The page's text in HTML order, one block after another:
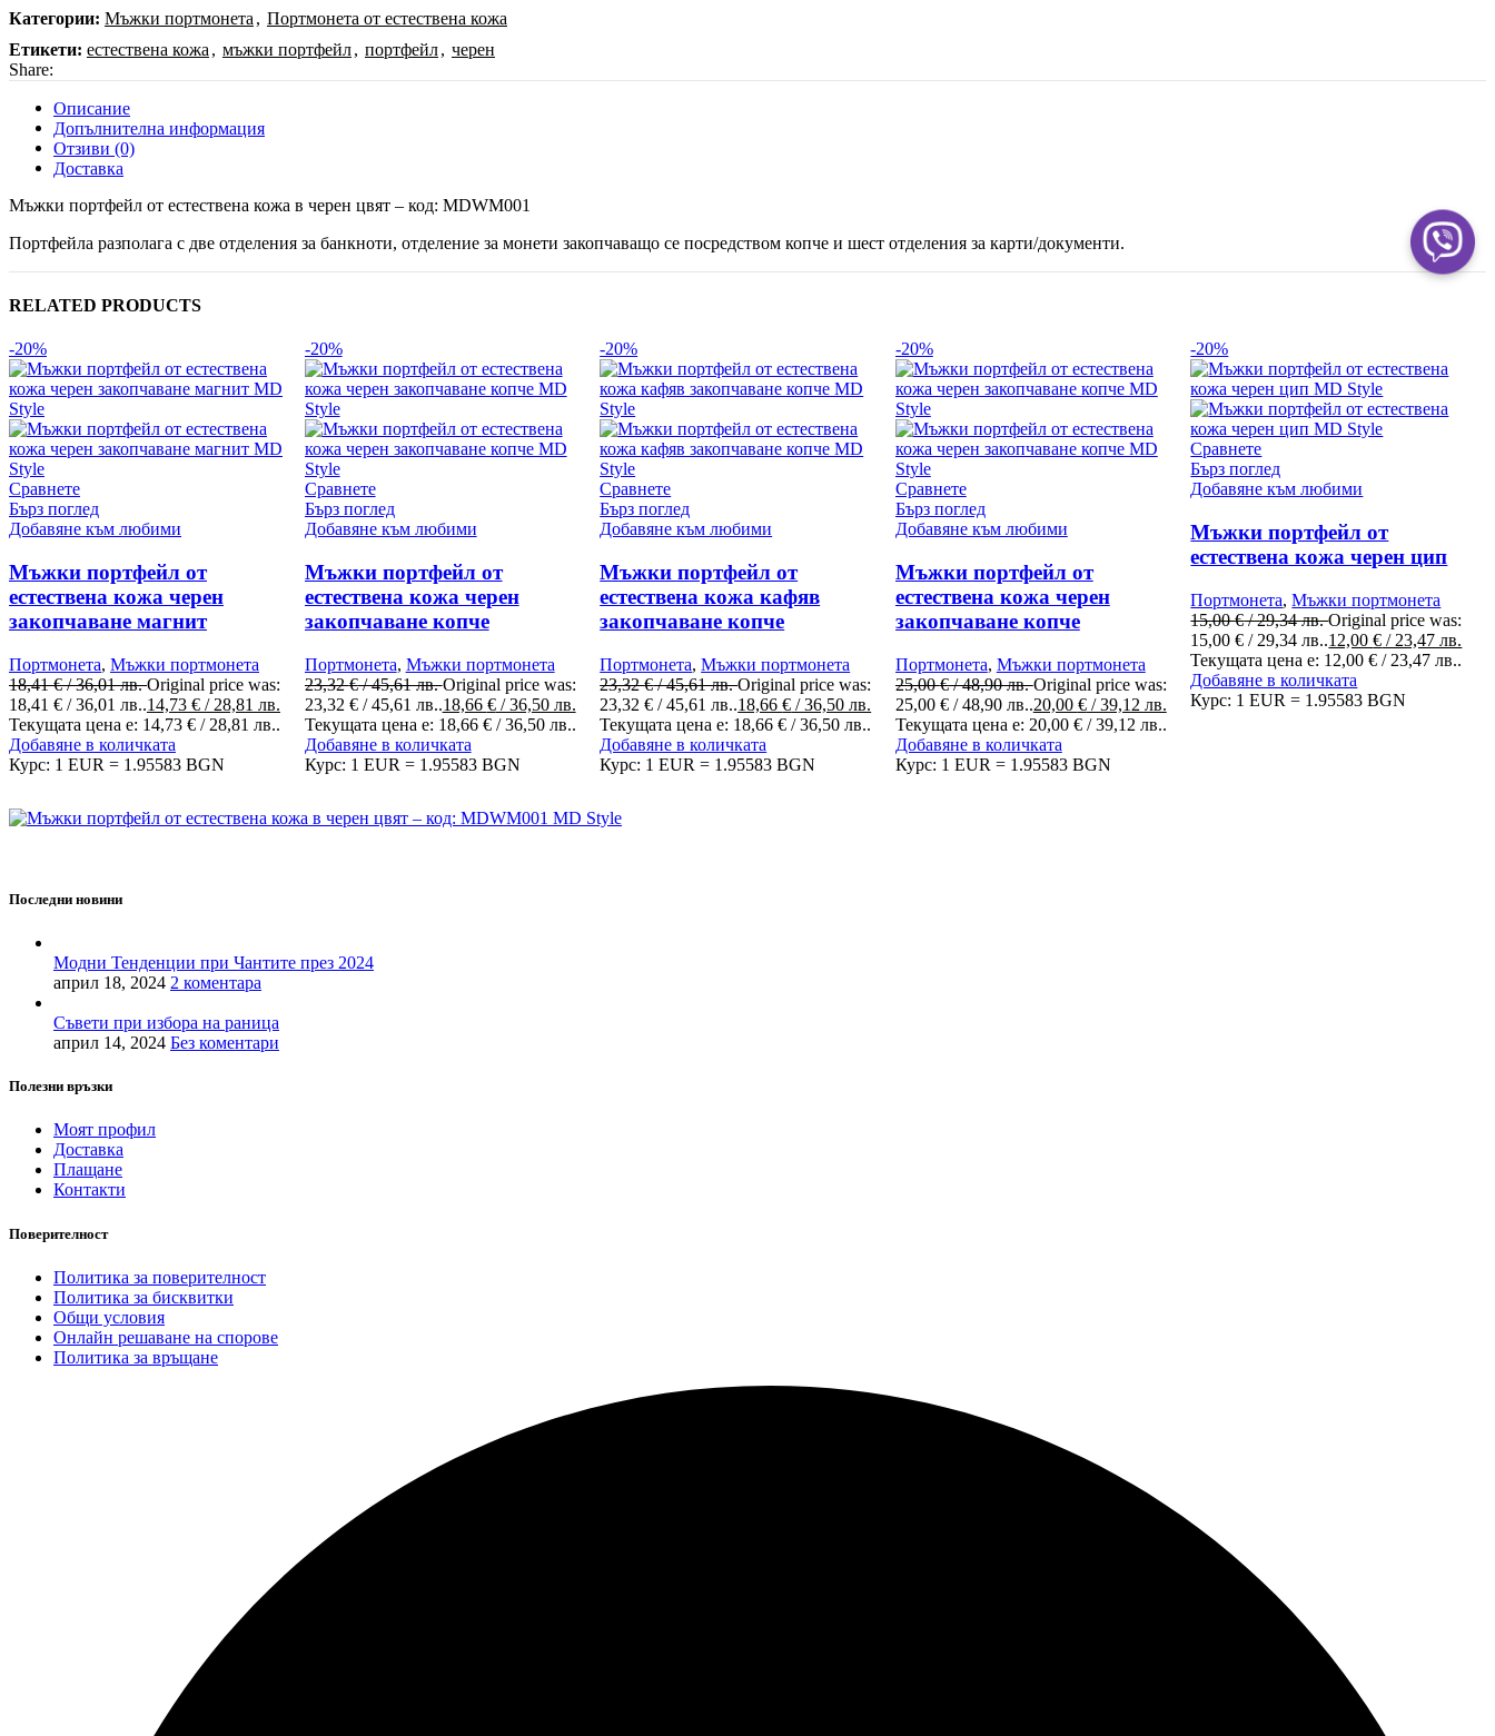
Категории: Мъжки портмонета , Портмонета от естествена кожа
Етикети: естествена кожа , мъжки портфейл, портфейл, черен
Share:
Описание
Допълнителна информация
Отзиви (0)
Доставка
Мъжки портфейл от естествена кожа в черен цвят – код: MDWM001
Портфейла разполага с две отделения за банкноти, отделение за монети закопчаващо се посредством копче и шест отделения за карти/документи.
RELATED PRODUCTS
-20%
Сравнете
Бърз поглед
Добавяне към любими
Мъжки портфейл от
естествена кожа черен
закопчаване магнит
Портмонета, Мъжки портмонета
18,41€/ 36,01 лв.Original price was:
18,41 € / 36,01 лв..14,73 € / 28,81 лв.
Текущата цена е: 14,73 € / 28,81 лв..
Добавяне в количката
Курс: 1 EUR = 1.95583 BGN
-20%
Сравнете
Бърз поглед
Добавяне към любими
Мъжки портфейл от
естествена кожа черен
закопчаване копче
Портмонета, Мъжки портмонета
23,32€/ 45,61 лв.Original price was:
23,32 € / 45,61 лв..18,66 €/ 36,50 лв.
Текущата цена е: 18,66 € / 36,50 лв..
Добавяне в количката
Курс: 1 EUR = 1.95583 BGN
-20%
Сравнете
Бърз поглед
Добавяне към любими
Мъжки портфейл от
естествена кожа кафяв
закопчаване копче
Портмонета,Мъжки портмонета
23,32€/ 45,61 лв.Original price was:
23,32 € / 45,61 лв..18,66€ / 36,50 лв.
Текущата цена е: 18,66 € / 36,50 лв..
Добавяне в количката
Курс: 1 EUR = 1.95583 BGN
-20%
Сравнете
Бърз поглед
Добавяне към любими
Мъжки портфейл от
естествена кожа черен
закопчаване копче
Портмонета, Мъжки портмонета
25,00€/ 48,90 лв.Original price was:
25,00 € / 48,90 лв..20,00 €/ 39,12 лв.
Текущата цена е: 20,00 € / 39,12 лв..
Добавяне в количката
Курс: 1 EUR = 1.95583 BGN
-20%
Сравнете
Бърз поглед
Добавяне към любими
Мъжки портфейл от
естествена кожа черен цип
Портмонета,Мъжки портмонета
15,00€/ 29,34 лв.Original price was:
15,00 € / 29,34 лв..12,00€ / 23,47 лв.
Текущата цена е: 12,00 € / 23,47 лв..
Добавяне в количката
Курс: 1 EUR = 1.95583 BGN
Последни новини
Модни Тенденции при Чантите през 2024
април 18, 2024 2 коментара
Съвети при избора на раница
април 14, 2024 Без коментари
Полезни връзки
Моят профил
Доставка
Плащане
Контакти
Поверителност
Политика за поверителност
Политика за бисквитки
Общи условия
Онлайн решаване на спорове
Политика за връщане